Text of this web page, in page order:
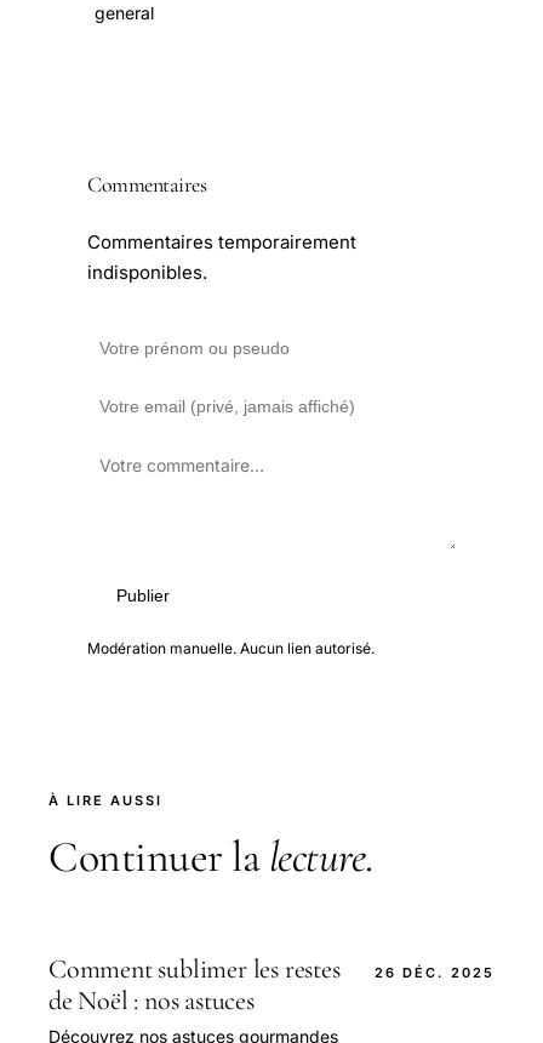
general
Commentaires
Commentaires temporairement
indisponibles.
Publier
Modération manuelle. Aucun lien autorisé.
À LIRE AUSSI
Continuer la lecture.
Comment sublimer les restes
de Noël : nos astuces
Découvrez nos astuces gourmandes
26 DÉC. 2025